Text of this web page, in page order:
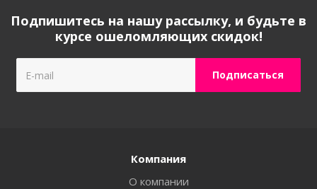
Подпишитесь на нашу рассылку, и будьте в
курсе ошеломляющих скидок!
Компания
О компании